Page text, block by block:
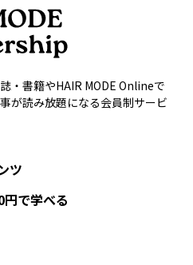
・書籍やHAIR MODE Onlineで
が読み放題になる会員制サービ
ツ
で学べる